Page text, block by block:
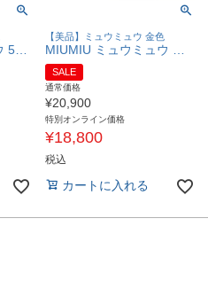
【美品】ミュウミュウ 金色
SALE
通常価格
¥20,900
特別オンライン価格
¥18,800
税込
カートに入れる